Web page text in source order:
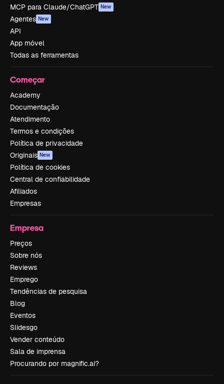
MCP para Claude/ChatGPT New
Agentes New
API
App móvel
Todas as ferramentas
Começar
Academy
Documentação
Atendimento
Termos e condições
Política de privacidade
Originais New
Política de cookies
Central de confiabilidade
Afiliados
Empresas
Empresa
Preços
Sobre nós
Reviews
Emprego
Tendências de pesquisa
Blog
Eventos
Slidesgo
Vender conteúdo
Sala de imprensa
Procurando por magnific.ai?